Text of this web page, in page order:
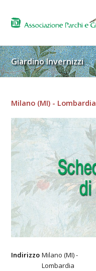
Giardino Invernizzi
Milano (MI) - Lombardia
Indirizzo Milano (MI) -
Lombardia